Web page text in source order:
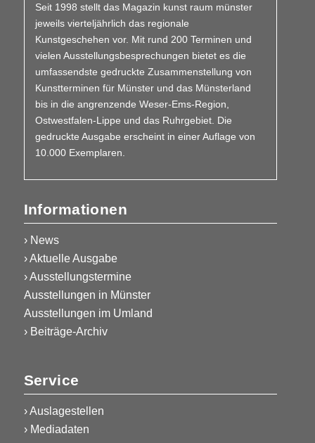
Seit 1998 stellt das Magazin kunst raum münster
jeweils vierteljährlich das regionale
Kunstgeschehen vor. Mit rund 200 Terminen und
vielen Aus­­stellungs­besprechungen bietet es die
umfassendste gedruckte Zusammen­stellung von
Kunstterminen für Münster und das Münsterland
bis in die angrenzende Weser-Ems-Region,
Ostwestfalen-Lippe und das Ruhrgebiet. Die
gedruckte Ausgabe erscheint in einer Auflage von
10.000 Exemplaren.
Informationen
› News
› Aktuelle Ausgabe
› Ausstellungstermine
Ausstellungen in Münster
Ausstellungen im Umland
› Beiträge-Archiv
Service
›Auslagestellen
› Mediadaten